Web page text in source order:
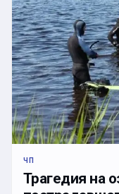
ЧП
Трагедия на